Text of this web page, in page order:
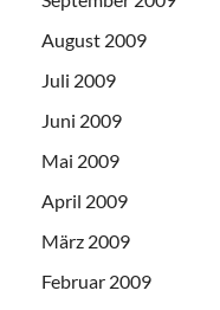
August 2009
Juli 2009
Juni 2009
Mai 2009
April 2009
März 2009
Februar 2009